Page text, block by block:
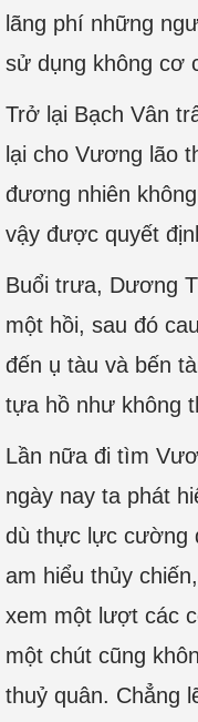
lãng phí những
sử dụng không cơ
Trở lại Bạch Vân
lại cho Vương lão
đương nhiên
vậy được quyết
Buổi trưa, Dương
một hồi, sau đó
đến ụ tàu và bến
tựa hồ như không
Lần nữa đi tìm
ngày nay ta phát
dù thực lực cường
am hiểu thủy
xem một lượt các
một chút cũng
thuỷ quân. Chẳng